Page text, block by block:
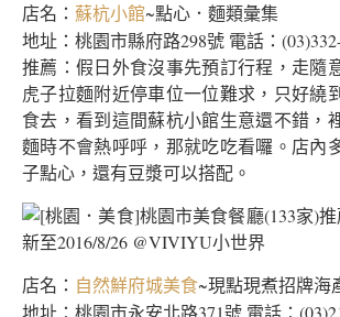
店名： 蘇杭小館~點心．麵類彙集
地址：桃園市縣府路298號 電話：
推薦：假日外食沒事先預訂行程，走隨
虎子拉麵附近停車位一位難求，只好繞
食去，看到這間蘇杭小館生意還不錯，
麵時不會熱呼呼，那就吃吃看囉。店內
子點心，還有豆漿可以搭配。
店名： 自然鮮府城美食~現點現煮招牌海
地址：桃園市永安北路371號 電話：